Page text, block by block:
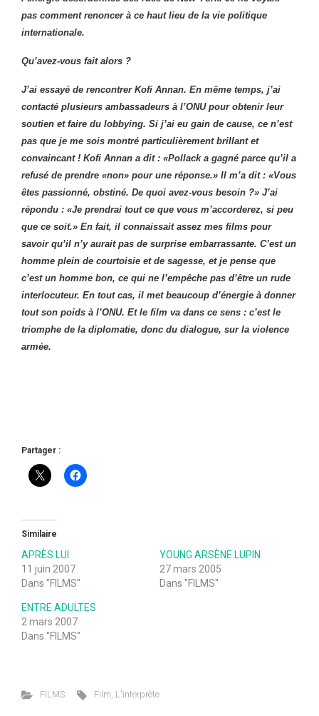
pas comment renoncer à ce haut lieu de la vie politique
internationale.
Qu’avez-vous fait alors ?
J’ai essayé de rencontrer Kofi Annan. En même temps, j’ai
contacté plusieurs ambassadeurs à l’ONU pour obtenir leur
soutien et faire du lobbying. Si j’ai eu gain de cause, ce n’est
pas que je me sois montré particulièrement brillant et
convaincant ! Kofi Annan a dit : «Pollack a gagné parce qu’il a
refusé de prendre «non» pour une réponse.» Il m’a dit : «Vous
êtes passionné, obstiné. De quoi avez-vous besoin ?» J’ai
répondu : «Je prendrai tout ce que vous m’accorderez, si peu
que ce soit.» En fait, il connaissait assez mes films pour
savoir qu’il n’y aurait pas de surprise embarrassante. C’est un
homme plein de courtoisie et de sagesse, et je pense que
c’est un homme bon, ce qui ne l’empêche pas d’être un rude
interlocuteur. En tout cas, il met beaucoup d’énergie à donner
tout son poids à l’ONU. Et le film va dans ce sens : c’est le
triomphe de la diplomatie, donc du dialogue, sur la violence
armée.
Partager :
Similaire
APRÈS LUI
11 juin 2007
Dans "FILMS"
YOUNG ARSÈNE LUPIN
27 mars 2005
Dans "FILMS"
ENTRE ADULTES
2 mars 2007
Dans "FILMS"
FILMS Film, L'interprète